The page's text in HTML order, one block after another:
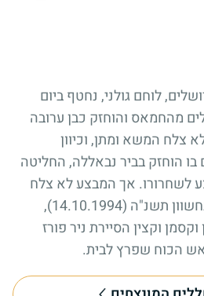
לוחם גולני, נחטף ביום
מחבלים מהחמאס והוחזק כבן ערובה
המשא ומתן, וכיוון
הוחזק בביר נבאללה, החליטה
לשחרורו. אך המבצע לא צלח
ובמהלכו, ביום שישי י' בחשוון תשנ"ה (14.10.1994),
וקצין הסיירת ניר פורז
הכוח שפרץ לבית.